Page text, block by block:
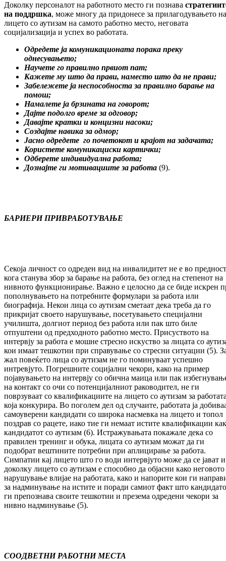
Доколку персоналот на работното место ги познава
на поддршка, може многу да придонесе за прилагодувањето на
лицето со аутизам на самото работно место, неговата
социјализација и успех во работата.
Одредете ја комуникационата порака преку
однесувањето;
Научете го правилно првиот пат;
Кажете му што да прави, наместо што да не прави;
Забележете ја неспособноста за правилно барање на
помош;
Намалете ја брзината на говорот;
Дајте подолго време за одговор;
Давајте кратки и концизни насоки;
Создајте навика за одмор;
Јасно одредете го почетокот и крајот на задачата;
Користете комуникациски картички;
Одберете индивидуална работа;
Дознајте ги мотивациите за работа (9).
БАРИЕРИ ПРИВРАБОТУВАЊЕ
Секоја личност со одреден вид на инвалидитет не е во
кога станува збор за барање на работа, без оглед на степенот на
нивното функционирање. Важно е целосно да се биде искрен
пополнувањето на потребните формулари за работа или
биографија. Некои лица со аутизам сметаат дека треба да го
прикријат своето нарушување, посетувањето специјални
училишта, долгиот период без работа или пак што биле
отпуштени од предходното работно место. Присуството на
интервју за работа е мошне стресно искуство за лицата со
кои имаат тешкотии при справување со стресни ситуации (5).
жал повеќето лица со аутизам не го поминуваат успешно
интревјуто. Погрешните социјални чекори, како на пример
појавувањето на интервју со обична маица или пак
на контакт со очи со потенцијалниот раководител, не ги
поврзуваат со квалификациите на лицето со аутизам за
која конкурира. Во поголем дел од случаите, работата ја
самоуверени кандидати со широка насмевка на лицето и топол
поздрав со рацете, иако тие ги немаат истите квалификации
кандидатот со аутизам (6). Истражувањата покажале дека со
правилен тренинг и обука, лицата со аутизам можат да ги
подобрат вештините потребни при аплицирање за работа.
Симпатии кај лицето што го води интервјуто може да се јават и
доколку лицето со аутизам е способно да објасни како неговото
нарушување влијае на работата, како и напорите кои ги
за надминување на истите и поради самиот факт што
ги препознава своите тешкотии и презема одредени чекори за
нивно надминување (5).
СООДВЕТНИ РАБОТНИ МЕСТА